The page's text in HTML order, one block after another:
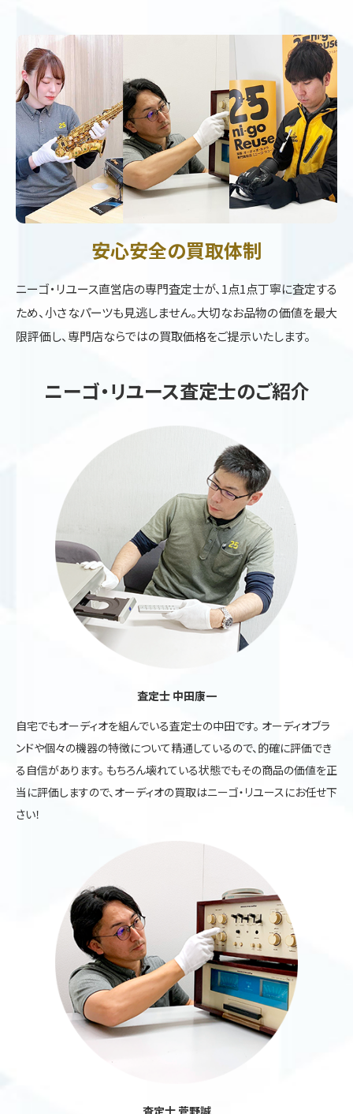
安心安全の買取体制
ニーゴ・リユース直営店の専門査定士が、1点1点丁寧に査定する
ため、小さなパーツも見逃しません。大切なお品物の価値を最大
限評価し、専門店ならではの買取価格をご提示いたします。
ニーゴ・リユース査定士のご紹介
査定士 中田康一
自宅でもオーディオを組んでいる査定士の中田です。 オーディオブラ
ンドや個々の機器の特徴について精通しているので、的確に評価でき
る自信があります。 もちろん壊れている状態でもその商品の価値を正
当に評価しますので、オーディオの買取はニーゴ・リユースにお任せ下
さい！